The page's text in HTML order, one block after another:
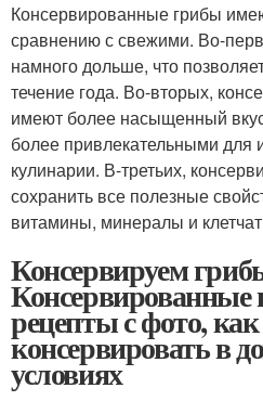
Консервированные грибы
сравнению с свежими. Во-
намного дольше, что
течение года. Во-вторых,
имеют более насыщенный
более привлекательными для
кулинарии. В-третьих,
сохранить все полезные
витамины, минералы и
Консервируем
Консервированные
рецепты с фото,
консервировать в
условиях